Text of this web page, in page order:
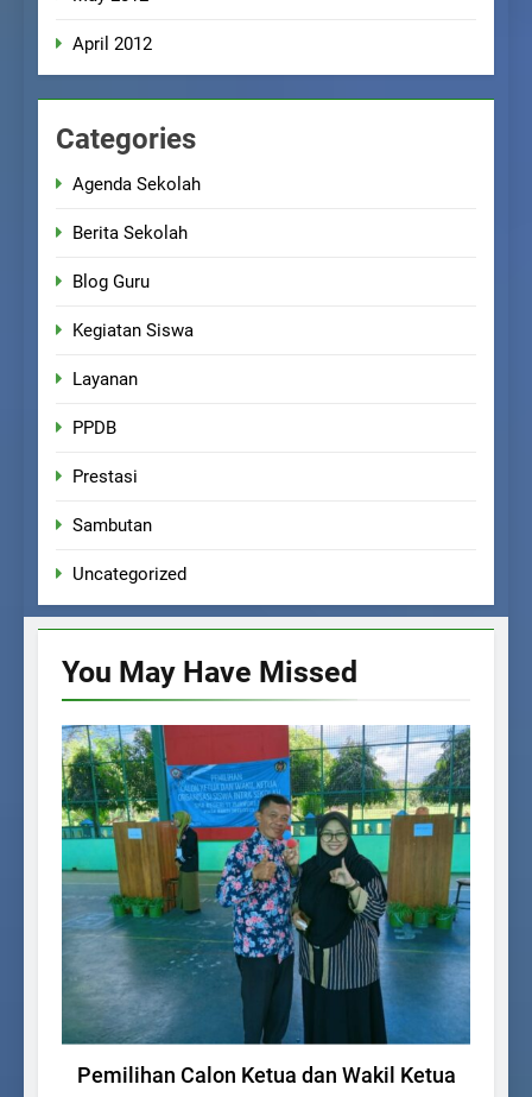
April 2012
Categories
Agenda Sekolah
Berita Sekolah
Blog Guru
Kegiatan Siswa
Layanan
PPDB
Prestasi
Sambutan
Uncategorized
You May Have Missed
KEGIATAN SISWA
Pemilihan Calon Ketua dan Wakil Ketua